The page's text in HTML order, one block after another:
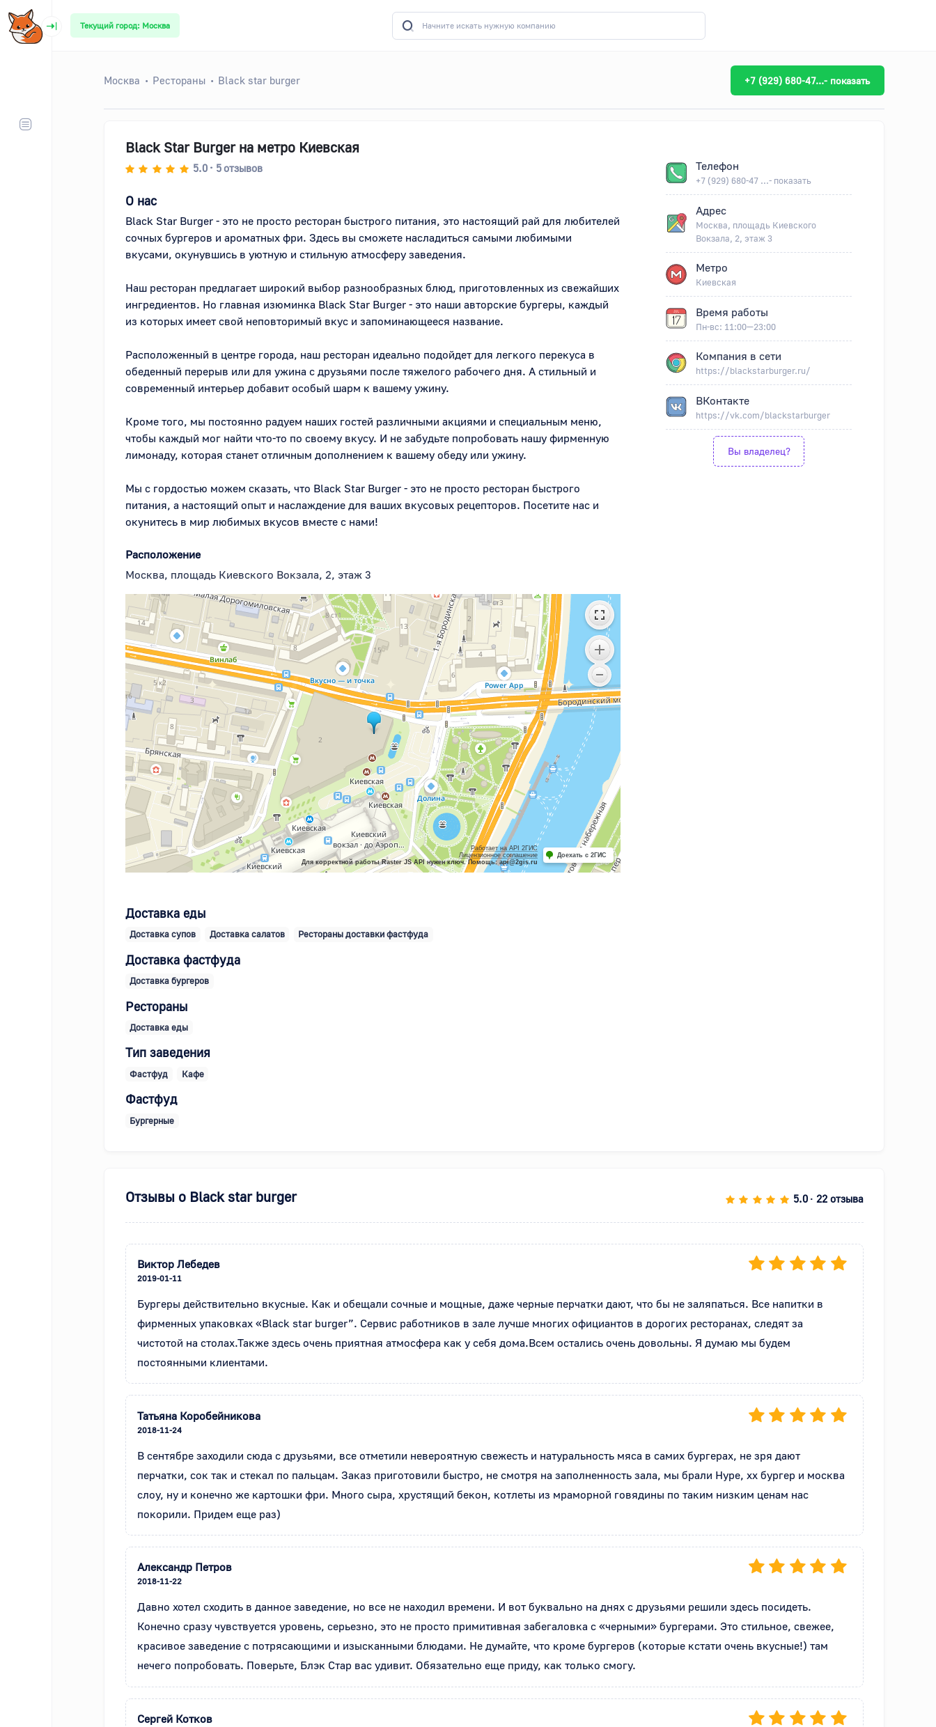
Текущий город: Москва
Москва Рестораны Black star burger +7 (929) 680-47...- показать
Black Star Burger на метро Киевская
5.0 • 5отзывов
О нас
Black Star Burger - это не просто ресторан быстрого питания, это настоящий рай для любителей
сочных бургеров и ароматных фри. Здесь вы сможете насладиться самыми любимыми
вкусами, окунувшись в уютную и стильную атмосферу заведения.
Наш ресторан предлагает широкий выбор разнообразных блюд, приготовленных из свежайших
ингредиентов. Но главная изюминка Black Star Burger - это наши авторские бургеры, каждый
из которых имеет свой неповторимый вкус и запоминающееся название.
Расположенный в центре города, наш ресторан идеально подойдет для легкого перекуса в
обеденный перерыв или для ужина с друзьями после тяжелого рабочего дня. А стильный и
современный интерьер добавит особый шарм к вашему ужину.
Кроме того, мы постоянно радуем наших гостей различными акциями и специальным меню,
чтобы каждый мог найти что-то по своему вкусу. И не забудьте попробовать нашу фирменную
лимонаду, которая станет отличным дополнением к вашему обеду или ужину.
Мы с гордостью можем сказать, что Black Star Burger - это не просто ресторан быстрого
питания, а настоящий опыт и наслаждение для ваших вкусовых рецепторов. Посетите нас и
окунитесь в мир любимых вкусов вместе с нами!
Расположение
Москва, площадь Киевского Вокзала, 2, этаж 3
Работает на API 2ГИС
Лицензионное соглашение
Для корректной работы Raster JS API нужен ключ. Помощь: api@2gis.ru
Доехать с 2ГИС
Доставка еды
Доставка супов Доставка салатов Рестораны доставки фастфуда
Доставка фастфуда
Доставка бургеров
Рестораны
Доставка еды
Тип заведения
Фастфуд Кафе
Фастфуд
Бургерные
Телефон
+7 (929) 680-47 ...- показать
Адрес
Москва, площадь Киевского
Вокзала, 2, этаж 3
Метро
Киевская
Время работы
Пн-вс: 11:00—23:00
Компания в сети
https://blackstarburger.ru/
ВКонтакте
https://vk.com/blackstarburger
Вы владелец?
Отзывы о Black star burger 5.0 • 22 отзыва
Виктор Лебедев
2019-01-11
Бургеры действительно вкусные. Как и обещали сочные и мощные, даже черные перчатки дают, что бы не заляпаться. Все напитки в
фирменных упаковках «Black star burger”. Сервис работников в зале лучше многих официантов в дорогих ресторанах, следят за
чистотой на столах.Также здесь очень приятная атмосфера как у себя дома.Всем остались очень довольны. Я думаю мы будем
постоянными клиентами.
Татьяна Коробейникова
2018-11-24
В сентябре заходили сюда с друзьями, все отметили невероятную свежесть и натуральность мяса в самих бургерах, не зря дают
перчатки, сок так и стекал по пальцам. Заказ приготовили быстро, не смотря на заполненность зала, мы брали Hype, xx бургер и москва
слоу, ну и конечно же картошки фри. Много сыра, хрустящий бекон, котлеты из мраморной говядины по таким низким ценам нас
покорили. Придем еще раз)
Александр Петров
2018-11-22
Давно хотел сходить в данное заведение, но все не находил времени. И вот буквально на днях с друзьями решили здесь посидеть.
Конечно сразу чувствуется уровень, серьезно, это не просто примитивная забегаловка с «черными» бургерами. Это стильное, свежее,
красивое заведение с потрясающими и изысканными блюдами. Не думайте, что кроме бургеров (которые кстати очень вкусные!) там
нечего попробовать. Поверьте, Блэк Стар вас удивит. Обязательно еще приду, как только смогу.
Сергей Котков